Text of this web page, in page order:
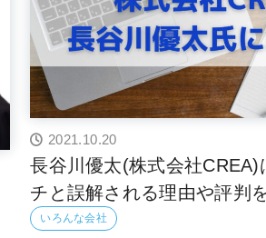
2021.10.20
長谷川優太(株式会社CREA)
チと誤解される理由や評判
いろんな会社